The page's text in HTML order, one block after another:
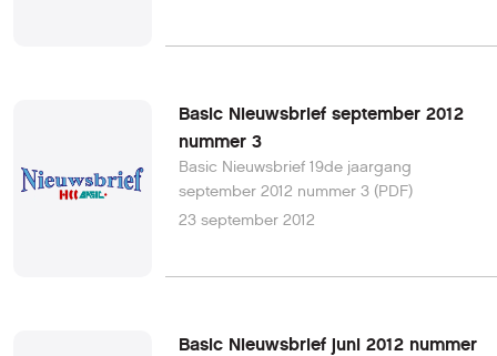
Basic Nieuwsbrief september 2012
nummer 3
Basic Nieuwsbrief 19de jaargang
23 september 2012
Basic Nieuwsbrief juni 2012 nummer